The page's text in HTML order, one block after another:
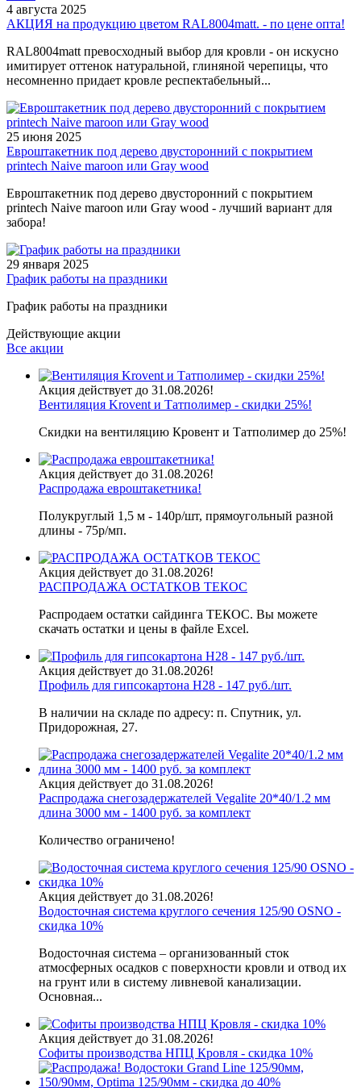
4 августа 2025
АКЦИЯ на продукцию цветом RAL8004matt. - по цене опта!
RAL8004matt превосходный выбор для кровли - он искусно
имитирует оттенок натуральной, глиняной черепицы, что
несомненно придает кровле респектабельный...
25 июня 2025
Евроштакетник под дерево двусторонний с покрытием
printech Naive maroon или Gray wood
Евроштакетник под дерево двусторонний с покрытием
printech Naive maroon или Gray wood - лучший вариант для
забора!
29 января 2025
График работы на праздники
График работы на праздники
Действующие акции
Все акции
Акция действует до 31.08.2026!
Вентиляция Krovent и Татполимер - скидки 25%!
Скидки на вентиляцию Кровент и Татполимер до 25%!
Акция действует до 31.08.2026!
Распродажа евроштакетника!
Полукруглый 1,5 м - 140р/шт, прямоугольный разной
длины - 75р/мп.
Акция действует до 31.08.2026!
РАСПРОДАЖА ОСТАТКОВ ТЕКОС
Распродаем остатки сайдинга ТЕКОС. Вы можете
скачать остатки и цены в файле Excel.
Акция действует до 31.08.2026!
Профиль для гипсокартона H28 - 147 руб./шт.
В наличии на складе по адресу: п. Спутник, ул.
Придорожная, 27.
Акция действует до 31.08.2026!
Распродажа снегозадержателей Vegalite 20*40/1.2 мм
длина 3000 мм - 1400 руб. за комплект
Количество ограничено!
Акция действует до 31.08.2026!
Водосточная система круглого сечения 125/90 OSNO -
скидка 10%
Водосточная система – организованный сток
атмосферных осадков с поверхности кровли и отвод их
на грунт или в систему ливневой канализации.
Основная...
Акция действует до 31.08.2026!
Софиты производства НПЦ Кровля - скидка 10%